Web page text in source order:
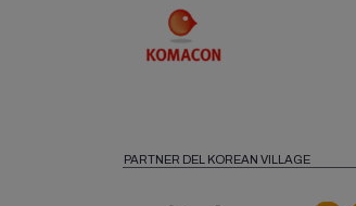
PARTNER DEL KOREAN VILLAGE